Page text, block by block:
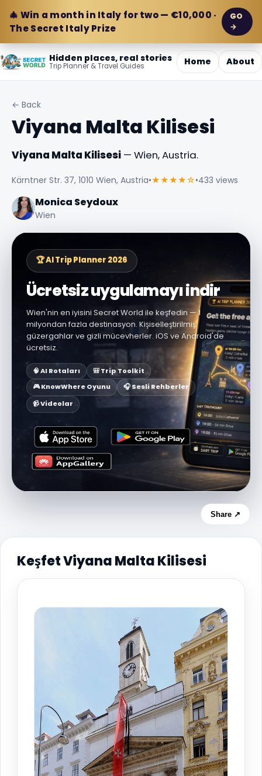
🎄 Win a month in Italy for two — €10,000 ·
The Secret Italy Prize
GO
→
Hidden places, real stories
Trip Planner & Travel Guides Home About
← Back
Viyana Malta Kilisesi
Viyana Malta Kilisesi — Wien, Austria.
Kärntner Str. 37, 1010 Wien, Austria•★★★★☆•433 views
Monica Seydoux
Wien
🏆 AI Trip Planner 2026
Ücretsiz uygulamayı indir
Wien'nin en iyisini Secret World ile keşfedin — 1
milyondan fazla destinasyon. Kişiselleştirilmiş
güzergahlar ve gizli mücevherler. iOS ve Android'de
ücretsiz.
🧠 AI Rotaları
🎒 Trip Toolkit
🎮 KnowWhere Oyunu
🎧 Sesli Rehberler
📹 Videolar
Share ↗
Keşfet Viyana Malta Kilisesi